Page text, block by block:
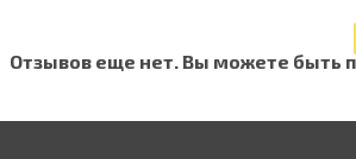
Отзывов еще нет. Вы можете быть